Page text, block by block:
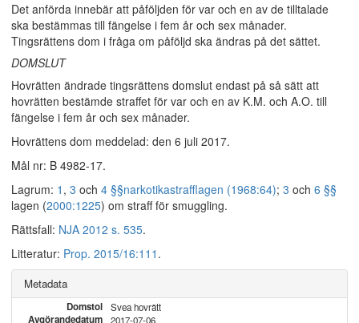
Det anförda innebär att påföljden för var och en av de tilltalade
ska bestämmas till fängelse i fem år och sex månader.
Tingsrättens dom i fråga om påföljd ska ändras på det sättet.
DOMSLUT
Hovrätten ändrade tingsrättens domslut endast på så sätt att
hovrätten bestämde straffet för var och en av K.M. och A.O. till
fängelse i fem år och sex månader.
Hovrättens dom meddelad: den 6 juli 2017.
Mål nr: B 4982-17.
Lagrum: 1 , 3 och 4 §§narkotikastrafflagen (1968:64); 3 och 6 §§
lagen (2000:1225) om straff för smuggling.
Rättsfall: NJA 2012 s. 535.
Litteratur: Prop. 2015/16:111 .
Metadata
Domstol Svea hovrätt
Avgörandedatum 2017-07-06